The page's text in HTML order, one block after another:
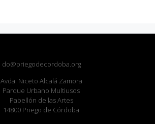
do@priegodecordoba.org
Avda. Niceto Alcalá Zamora
Parque Urbano Multiusos
Pabellón de las Artes
14800 Priego de Córdoba